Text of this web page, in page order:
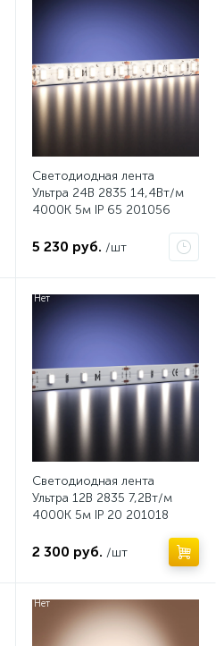
Светодиодная лента
Ультра 24В 2835 14,4Вт/м
4000К 5м IP 65 201056
5 230 руб. /шт
Нет
Светодиодная лента
Ультра 12В 2835 7,2Вт/м
4000К 5м IP 20 201018
2 300 руб. /шт
Нет